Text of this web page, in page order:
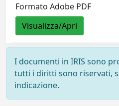
Formato Adobe PDF
Visualizza/Apri
I documenti in IRIS sono
tutti i diritti sono riservati,
indicazione.